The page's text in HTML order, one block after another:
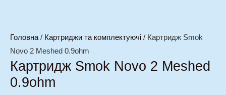
Головна/ Картриджи та комплектуючі / Картридж Smok
Novo 2 Meshed 0.9ohm
Картридж Smok Novo 2 Meshed
0.9ohm